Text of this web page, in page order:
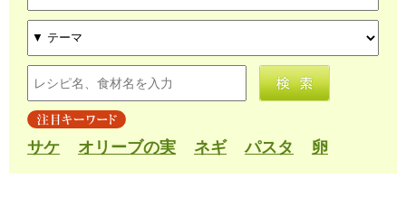
サケ オリーブの実 ネギ パスタ 卵